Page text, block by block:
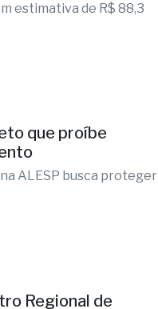
estimativa de R$ 88,3
que proíbe
ALESP busca proteger
Regional de